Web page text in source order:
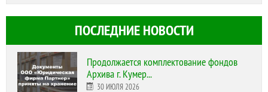
ПОСЛЕДНИЕ НОВОСТИ
Продолжается комплектование фондов
Архива г. Кумер...
30 ИЮЛЯ 2026